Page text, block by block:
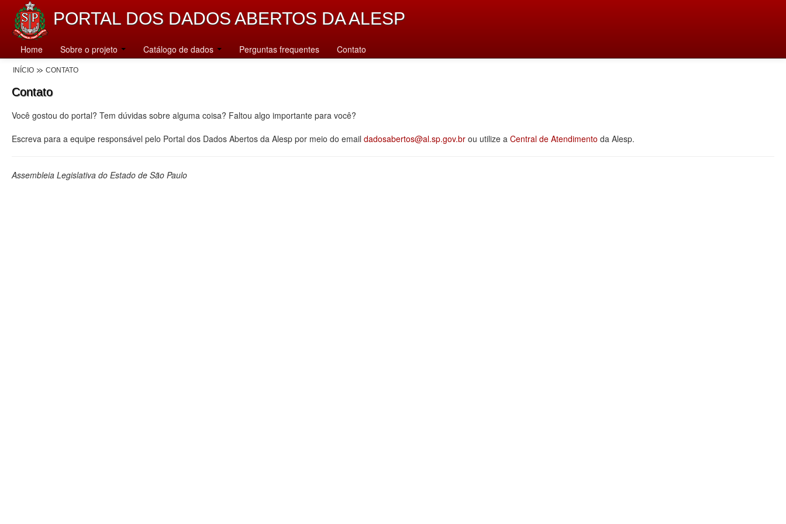
PORTAL DOS DADOS ABERTOS DA ALESP
Home Sobre o projeto Catálogo de dados Perguntas frequentes Contato
INÍCIO CONTATO
Contato
Você gostou do portal? Tem dúvidas sobre alguma coisa? Faltou algo importante para você?
Escreva para a equipe responsável pelo Portal dos Dados Abertos da Alesp por meio do email dadosabertos@al.sp.gov.br ou utilize a Central de Atendimento da Alesp.
Assembleia Legislativa do Estado de São Paulo